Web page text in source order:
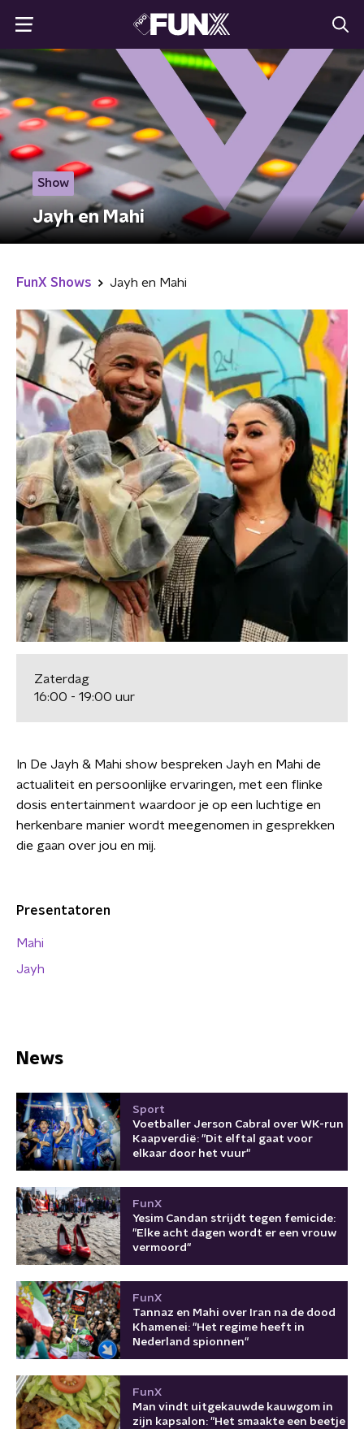
Show
Jayh en Mahi
FunX Shows Jayh en Mahi
Zaterdag
16:00 - 19:00 uur
In De Jayh & Mahi show bespreken Jayh en Mahi de
actualiteit en persoonlijke ervaringen, met een flinke
dosis entertainment waardoor je op een luchtige en
herkenbare manier wordt meegenomen in gesprekken
die gaan over jou en mij.
Presentatoren
Mahi
Jayh
News
Sport
Voetballer Jerson Cabral over WK-run
Kaapverdië: "Dit elftal gaat voor
elkaar door het vuur"
FunX
Yesim Candan strijdt tegen femicide:
"Elke acht dagen wordt er een vrouw
vermoord"
FunX
Tannaz en Mahi over Iran na de dood
Khamenei: "Het regime heeft in
Nederland spionnen"
FunX
Man vindt uitgekauwde kauwgom in
zijn kapsalon: "Het smaakte een beetje